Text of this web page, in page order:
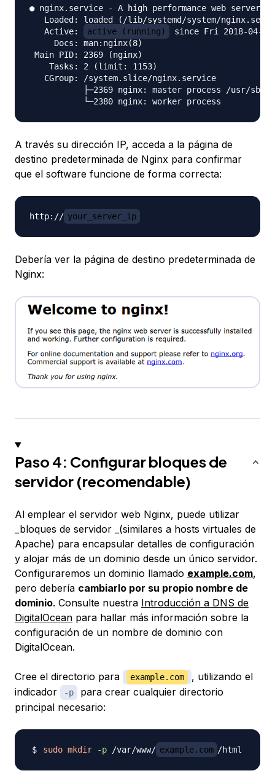
● nginx.service - A high performance web server
Loaded: loaded (/lib/systemd/system/
   Active:
active (running)
since Fri 2018-04-20
     Docs: man:nginx(8)
Main PID: 2369 (nginx)
    Tasks: 2 (limit: 1153)
   CGroup: /system.slice/nginx.service
├─2369 nginx: master process /usr/
A través su dirección IP, acceda a la página de
destino predeterminada de Nginx para confirmar
que el software funcione de forma correcta:
http:// your_server_ip
Debería ver la página de destino predeterminada de
Nginx:
Paso 4: Configurar bloques de
servidor (recomendable)
Al emplear el servidor web Nginx, puede utilizar
_bloques de servidor _(similares a hosts virtuales de
Apache) para encapsular detalles de configuración
y alojar más de un dominio desde un único servidor.
Configuraremos un dominio llamado example.com,
pero debería cambiarlo por su propio nombre de
dominio. Consulte nuestra Introducción a DNS de
DigitalOcean para hallar más información sobre la
configuración de un nombre de dominio con
DigitalOcean.
Cree el directorio para example.com
, utilizando el
indicador
-p
para crear cualquier directorio
principal necesario:
sudo mkdir -p /var/www/ example.com